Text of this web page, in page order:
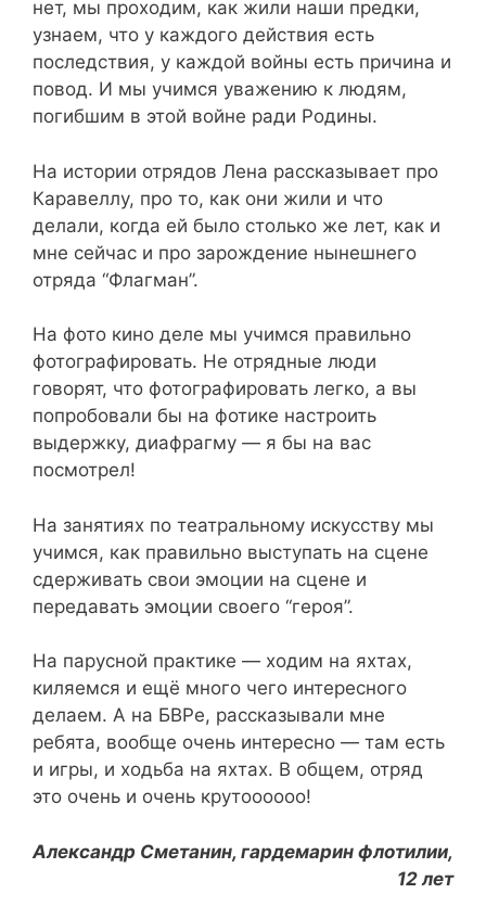
нет, мы проходим, как жили наши предки,
узнаем, что у каждого действия есть
последствия, у каждой войны есть причина и
повод. И мы учимся уважению к людям,
погибшим в этой войне ради Родины.
На истории отрядов Лена рассказывает про
Каравеллу, про то, как они жили и что
делали, когда ей было столько же лет, как и
мне сейчас и про зарождение нынешнего
отряда “Флагман”.
На фото кино деле мы учимся правильно
фотографировать. Не отрядные люди
говорят, что фотографировать легко, а вы
попробовали бы на фотике настроить
выдержку, диафрагму — я бы на вас
посмотрел!
На занятиях по театральному искусству мы
учимся, как правильно выступать на сцене
сдерживать свои эмоции на сцене и
передавать эмоции своего “героя”.
На парусной практике — ходим на яхтах,
киляемся и ещё много чего интересного
делаем. А на БВРе, рассказывали мне
ребята, вообще очень интересно — там есть
и игры, и ходьба на яхтах. В общем, отряд
это очень и очень крутоооооо!
Александр Сметанин, гардемарин флотилии,
12 лет